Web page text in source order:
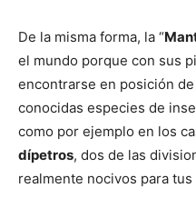
De la misma forma, la “
el mundo porque con sus
encontrarse en posición
conocidas especies de
como por ejemplo en los
dípetros, dos de las
realmente nocivos para tus